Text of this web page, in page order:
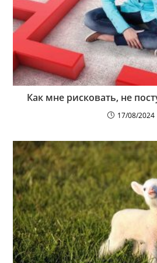
Как мне рисковать, не
17/08/2024